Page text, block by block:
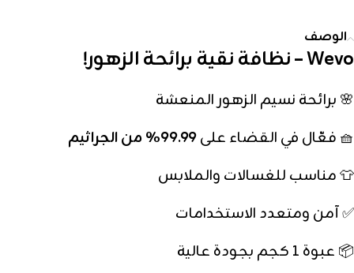
الوصف
Wevo – نظافة نقية برائحة الزهور!
🌸 برائحة نسيم الزهور المنعشة
🧺 فعّال في القضاء على99.99٪ من الجراثيم
👕 مناسب للغسالات والملابس
✅ آمن ومتعدد الاستخدامات
📦 عبوة 1 كجم بجودة عالية